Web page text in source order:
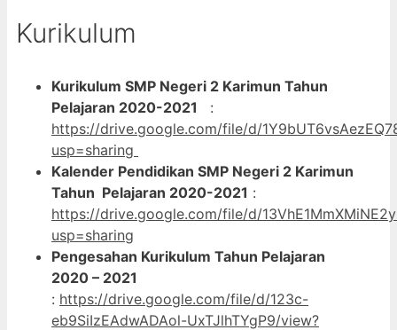
Kurikulum
Kurikulum SMP Negeri 2 Karimun Tahun
Pelajaran 2020-2021
:
https://drive.google.com/file/d/
usp=sharing
Kalender Pendidikan SMP Negeri 2 Karimun
Tahun Pelajaran 2020-2021 :
https://drive.google.com/file/d/
usp=sharing
Pengesahan Kurikulum Tahun Pelajaran
2020 – 2021
: https://drive.google.com/file/d/123c-
eb9SiIzEAdwADAol-UxTJlhTYgP9/view?